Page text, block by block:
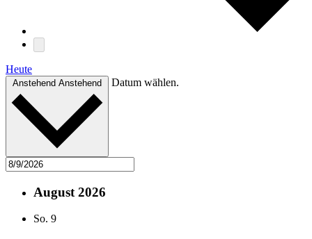
Heute
Anstehend Anstehend Datum wählen.
August 2026
So. 9